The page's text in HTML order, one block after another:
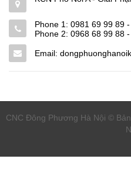
Phone 1: 0981 69 99 89
Phone 2: 0968 68 99 88
Email:
CNC Đông Phương Hà Nội ©